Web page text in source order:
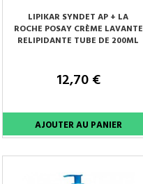
LIPIKAR SYNDET AP + LA
ROCHE POSAY CRÈME LAVANTE
RELIPIDANTE TUBE DE 200ML
12,70 €